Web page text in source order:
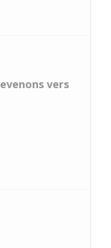
vers